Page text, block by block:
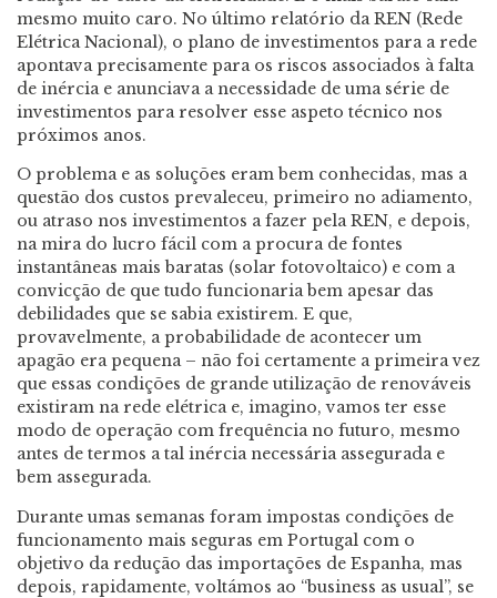
mesmo muito caro. No último relatório da REN (Rede
Elétrica Nacional), o plano de investimentos para a rede
apontava precisamente para os riscos associados à falta
de inércia e anunciava a necessidade de uma série de
investimentos para resolver esse aspeto técnico nos
próximos anos.
O problema e as soluções eram bem conhecidas, mas a
questão dos custos prevaleceu, primeiro no adiamento,
ou atraso nos investimentos a fazer pela REN, e depois,
na mira do lucro fácil com a procura de fontes
instantâneas mais baratas (solar fotovoltaico) e com a
convicção de que tudo funcionaria bem apesar das
debilidades que se sabia existirem. E que,
provavelmente, a probabilidade de acontecer um
apagão era pequena – não foi certamente a primeira vez
que essas condições de grande utilização de renováveis
existiram na rede elétrica e, imagino, vamos ter esse
modo de operação com frequência no futuro, mesmo
antes de termos a tal inércia necessária assegurada e
bem assegurada.
Durante umas semanas foram impostas condições de
funcionamento mais seguras em Portugal com o
objetivo da redução das importações de Espanha, mas
depois, rapidamente, voltámos ao “business as usual”, se